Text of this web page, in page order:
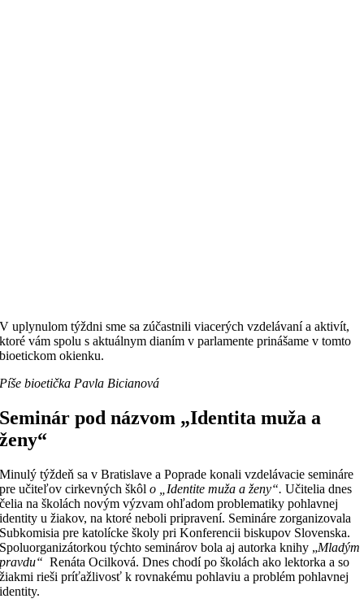
V uplynulom týždni sme sa zúčastnili viacerých vzdelávaní a aktivít,
ktoré vám spolu s aktuálnym dianím v parlamente prinášame v tomto
bioetickom okienku.
Píše bioetička Pavla Bicianová
Seminár pod názvom „Identita muža a
ženy“
Minulý týždeň sa v Bratislave a Poprade konali vzdelávacie semináre
pre učiteľov cirkevných škôlo „Identite muža a ženy“.Učitelia dnes
čelia na školách novým výzvam ohľadom problematiky pohlavnej
identity u žiakov, na ktoré neboli pripravení. Semináre zorganizovala
Subkomisia pre katolícke školy pri Konferencii biskupov Slovenska.
Spoluorganizátorkou týchto seminárov bola aj autorka knihy „Mladým
pravdu“ Renáta Ocilková. Dnes chodí po školách ako lektorka a so
žiakmi rieši príťažlivosť k rovnakému pohlaviu a problém pohlavnej
identity.